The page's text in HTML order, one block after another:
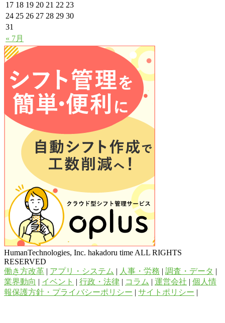
« 7月
17 18 19 20 21 22 23
24 25 26 27 28 29 30
31
HumanTechnologies, Inc. hakadoru time ALL RIGHTS
RESERVED
働き方改革 | アプリ・システム | 人事・労務 | 調査・データ |
業界動向 | イベント | 行政・法律 | コラム | 運営会社 | 個人情
報保護方針・プライバシーポリシー | サイトポリシー |